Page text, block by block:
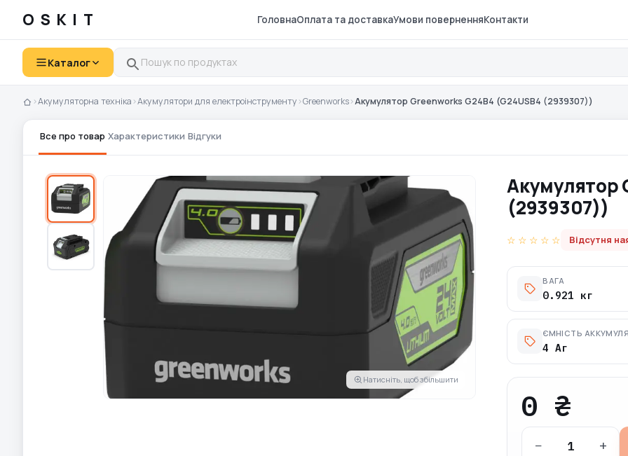
OSKIT ГоловнаОплата та доставкаУмови поверненняКонтакти
Каталог
›Акумуляторна техніка ›Акумулятори для електроінструменту ›Greenworks›Акумулятор Greenworks G24B4 (G24USB4 (2939307))
Все про товар Характеристики Відгуки
Натисніть, щоб збільшити
Акумулятор
(2939307))
☆ ☆ ☆ ☆ ☆ Відсутня
ВАГА
0.921 кг
ЄМНІСТЬ
4 Аг
0 ₴
− +